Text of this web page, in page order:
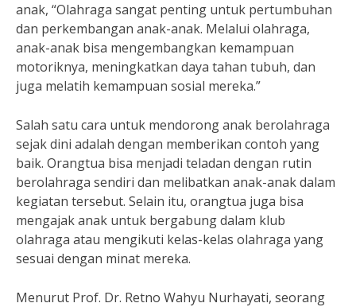
anak, “Olahraga sangat penting untuk pertumbuhan
dan perkembangan anak-anak. Melalui olahraga,
anak-anak bisa mengembangkan kemampuan
motoriknya, meningkatkan daya tahan tubuh, dan
juga melatih kemampuan sosial mereka.”
Salah satu cara untuk mendorong anak berolahraga
sejak dini adalah dengan memberikan contoh yang
baik. Orangtua bisa menjadi teladan dengan rutin
berolahraga sendiri dan melibatkan anak-anak dalam
kegiatan tersebut. Selain itu, orangtua juga bisa
mengajak anak untuk bergabung dalam klub
olahraga atau mengikuti kelas-kelas olahraga yang
sesuai dengan minat mereka.
Menurut Prof. Dr. Retno Wahyu Nurhayati, seorang